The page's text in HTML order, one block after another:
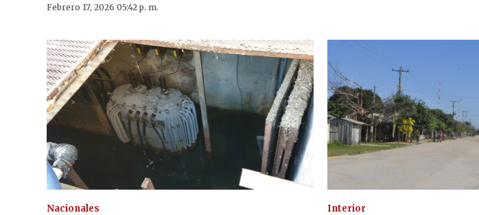
Febrero 17, 2026 05:42 p. m.
Nacionales Interior